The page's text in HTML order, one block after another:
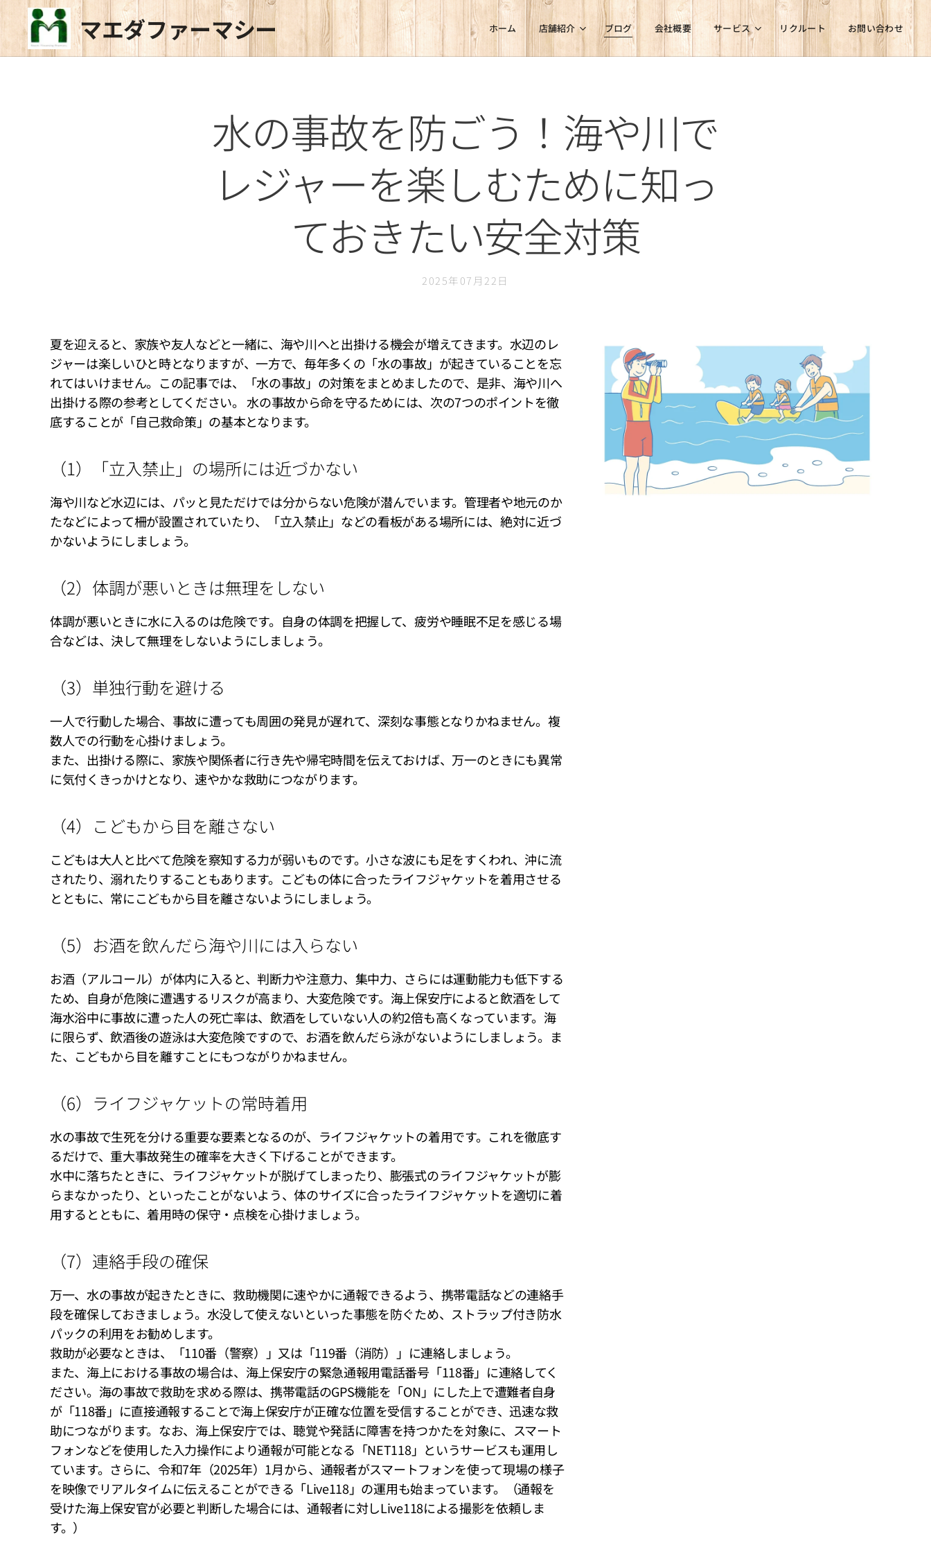
マエダファーマシー ホーム 店舗紹介 ブログ 会社概要 サービス リクルート お問い合わせ
水の事故を防ごう！海や川で
レジャーを楽しむために知っ
ておきたい安全対策
2025年07月22日
夏を迎えると、家族や友人などと一緒に、海や川へと出掛ける機会が増えてきます。水辺のレ
ジャーは楽しいひと時となりますが、一方で、毎年多くの「水の事故」が起きていることを忘
れてはいけません。この記事では、「水の事故」の対策をまとめましたので、是非、海や川へ
出掛ける際の参考としてください。 水の事故から命を守るためには、次の7つのポイントを徹
底することが「自己救命策」の基本となります。
（1）「立入禁止」の場所には近づかない
海や川など水辺には、パッと見ただけでは分からない危険が潜んでいます。管理者や地元のか
たなどによって柵が設置されていたり、「立入禁止」などの看板がある場所には、絶対に近づ
かないようにしましょう。
（2）体調が悪いときは無理をしない
体調が悪いときに水に入るのは危険です。自身の体調を把握して、疲労や睡眠不足を感じる場
合などは、決して無理をしないようにしましょう。
（3）単独行動を避ける
一人で行動した場合、事故に遭っても周囲の発見が遅れて、深刻な事態となりかねません。複
数人での行動を心掛けましょう。
また、出掛ける際に、家族や関係者に行き先や帰宅時間を伝えておけば、万一のときにも異常
に気付くきっかけとなり、速やかな救助につながります。
（4）こどもから目を離さない
こどもは大人と比べて危険を察知する力が弱いものです。小さな波にも足をすくわれ、沖に流
されたり、溺れたりすることもあります。こどもの体に合ったライフジャケットを着用させる
とともに、常にこどもから目を離さないようにしましょう。
（5）お酒を飲んだら海や川には入らない
お酒（アルコール）が体内に入ると、判断力や注意力、集中力、さらには運動能力も低下する
ため、自身が危険に遭遇するリスクが高まり、大変危険です。海上保安庁によると飲酒をして
海水浴中に事故に遭った人の死亡率は、飲酒をしていない人の約2倍も高くなっています。海
に限らず、飲酒後の遊泳は大変危険ですので、お酒を飲んだら泳がないようにしましょう。ま
た、こどもから目を離すことにもつながりかねません。
（6）ライフジャケットの常時着用
水の事故で生死を分ける重要な要素となるのが、ライフジャケットの着用です。これを徹底す
るだけで、重大事故発生の確率を大きく下げることができます。
水中に落ちたときに、ライフジャケットが脱げてしまったり、膨張式のライフジャケットが膨
らまなかったり、といったことがないよう、体のサイズに合ったライフジャケットを適切に着
用するとともに、着用時の保守・点検を心掛けましょう。
（7）連絡手段の確保
万一、水の事故が起きたときに、救助機関に速やかに通報できるよう、携帯電話などの連絡手
段を確保しておきましょう。水没して使えないといった事態を防ぐため、ストラップ付き防水
パックの利用をお勧めします。
救助が必要なときは、「110番（警察）」又は「119番（消防）」に連絡しましょう。
また、海上における事故の場合は、海上保安庁の緊急通報用電話番号「118番」に連絡してく
ださい。海の事故で救助を求める際は、携帯電話のGPS機能を「ON」にした上で遭難者自身
が「118番」に直接通報することで海上保安庁が正確な位置を受信することができ、迅速な救
助につながります。なお、海上保安庁では、聴覚や発話に障害を持つかたを対象に、スマート
フォンなどを使用した入力操作により通報が可能となる「NET118」というサービスも運用し
ています。さらに、令和7年（2025年）1月から、通報者がスマートフォンを使って現場の様子
を映像でリアルタイムに伝えることができる「Live118」の運用も始まっています。（通報を
受けた海上保安官が必要と判断した場合には、通報者に対しLive118による撮影を依頼しま
す。）